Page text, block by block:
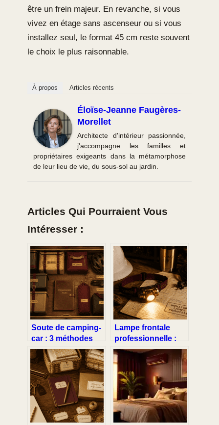
être un frein majeur. En revanche, si vous
vivez en étage sans ascenseur ou si vous
installez seul, le format 45 cm reste souvent
le choix le plus raisonnable.
À propos Articles récents
Éloïse-Jeanne Faugères-
Morellet
Architecte d'intérieur passionnée,
j'accompagne les familles et
propriétaires exigeants dans la métamorphose
de leur lieu de vie, du sous-sol au jardin.
Articles Qui Pourraient Vous
Intéresser :
Soute de camping-
car : 3 méthodes
pour tout organiser
sans rien
décharger
Lampe frontale
professionnelle :
puissance,
autonomie et
robustesse pour
vos chantiers